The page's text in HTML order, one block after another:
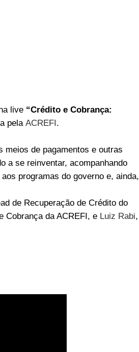
live “Crédito e Cobrança:
pela ACREFI.
meios de pagamentos e outras
a se reinventar, acompanhando
programas do governo e, ainda,
de Recuperação de Crédito do
Cobrança da ACREFI, e Luiz Rabi,